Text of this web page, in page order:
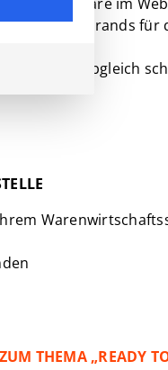
als 500 Brands für
der Datenabgleich
THEMA „READY